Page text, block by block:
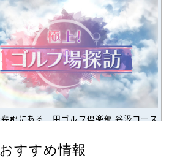
おすすめ情報